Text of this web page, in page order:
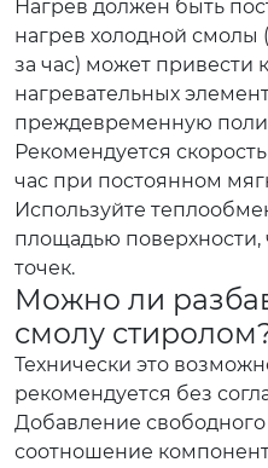
Нагрев должен быть
нагрев холодной смолы
за час) может привести
нагревательных
преждевременную
Рекомендуется
час при постоянном
Используйте
площадью поверхности,
точек.
Можно ли
смолу
Технически это
рекомендуется без
Добавление
соотношение